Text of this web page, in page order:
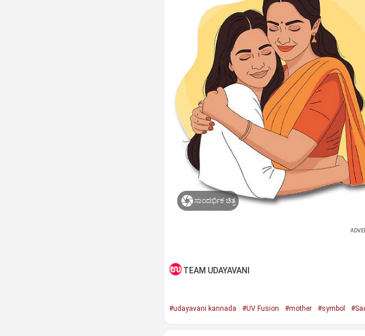
ಸಾಂದರ್ಭಿಕ ಚಿತ್ರ
TEAM UDAYAVANI
#udayavani kannada #UV Fusion #mother #symbol